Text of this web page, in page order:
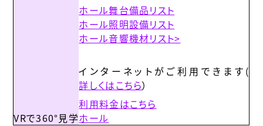
ホール舞台備品リスト
ホール照明設備リスト
ホール音響機材リスト>
インターネットがご利用できます(
詳しくはこちら）
利用料金はこちら
VRで360°見学ホール